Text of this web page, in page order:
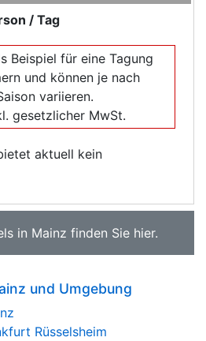
/ Tag
Beispiel für eine Tagung
und können je nach
variieren.
gesetzlicher MwSt.
aktuell kein
in Mainz finden Sie hier.
und Umgebung
Rüsselsheim